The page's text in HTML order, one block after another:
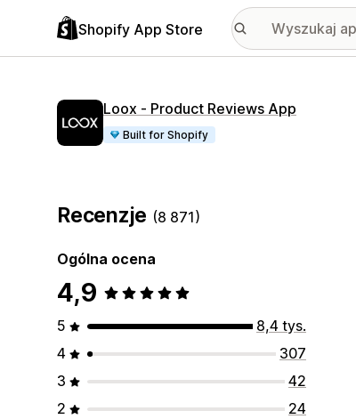
Shopify App Store
Loox ‑ Product Reviews App
Built for Shopify
Recenzje (8 871)
Ogólna ocena
4,9
5
8,4 tys.
4
307
3
42
2
24